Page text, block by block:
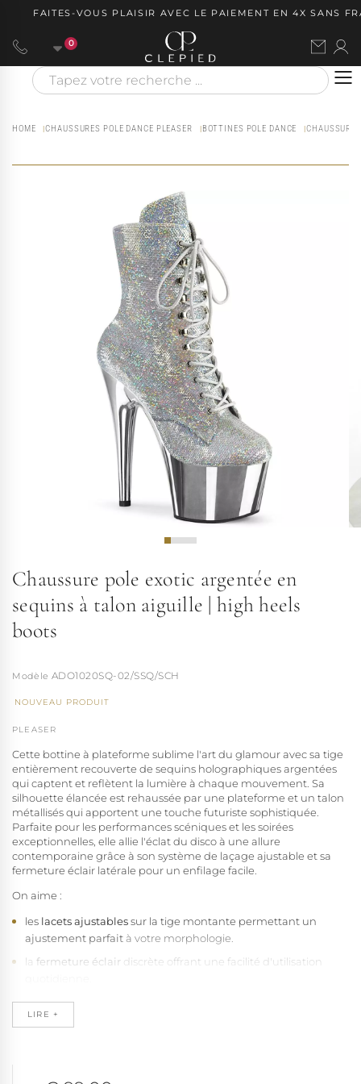
FAITES-VOUS PLAISIR AVEC LE PAIEMENT EN 4X SANS
0
HOME CHAUSSURES POLE DANCE PLEASER BOTTINES POLE DANCE
Chaussure pole exotic argentée en
sequins à talon aiguille | high heels
boots
ADO1020SQ-02/SSQ/SCH
NOUVEAU PRODUIT
PLEASER
Cette bottine à plateforme sublime l'art du glamour avec sa tige
entièrement recouverte de sequins holographiques argentées
qui captent et reflètent la lumière à chaque mouvement. Sa
silhouette élancée est rehaussée par une plateforme et un talon
métallisés qui apportent une touche futuriste sophistiquée.
Parfaite pour les performances scéniques et les soirées
exceptionnelles, elle allie l'éclat du disco à une allure
contemporaine grâce à son système de laçage ajustable et sa
fermeture éclair latérale pour un enfilage facile.
On aime :
les lacets ajustablessur la tige montante permettant un
ajustement parfait à votre morphologie.
la fermeture éclair discrète offrant une facilité d'utilisation
lapointe arrondie
pied.
LIRE +